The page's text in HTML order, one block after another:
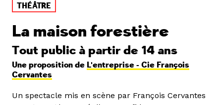
THÉÂTRE
La maison forestière
Tout public à partir de 14 ans
Une proposition de L'entreprise - Cie François
Cervantes
Un spectacle mis en scène par François Cervantes